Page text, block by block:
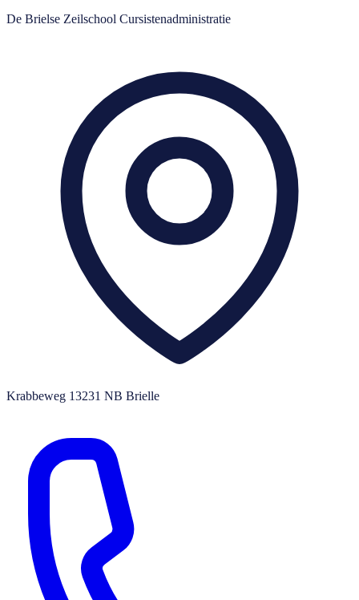
De Brielse Zeilschool Cursistenadministratie
Krabbeweg 13231 NB Brielle